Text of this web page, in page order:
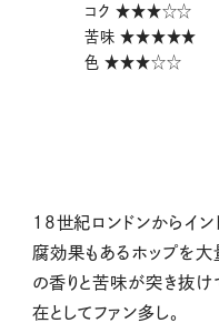
コク ★★★☆☆
苦味 ★★★★★
色 ★★★☆☆
18世紀ロンドンからイ
腐効果もあるホップを大
の香りと苦味が突き抜け
在としてファン多し。